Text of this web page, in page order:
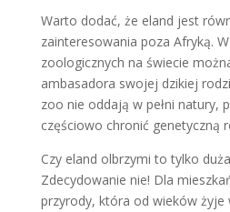
Warto dodać, że eland jest
zainteresowania poza Afryką.
zoologicznych na świecie
ambasadora swojej dzikiej
zoo nie oddają w pełni natury,
częściowo chronić genetyczną
Czy eland olbrzymi to tylko
Zdecydowanie nie! Dla
przyrody, która od wieków żyje